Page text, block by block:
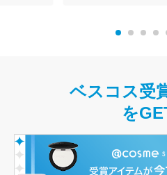
ベスコス受
を